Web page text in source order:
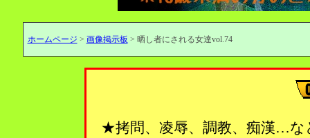
ホームページ > 画像掲示板 > 晒し者にされる女達vol.74
★拷問、凌辱、調教、痴漢…な